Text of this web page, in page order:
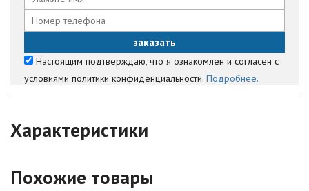
Настоящим подтверждаю, что я ознакомлен и согласен с
условиями политики конфиденциальности. Подробнее.
Характеристики
Похожие товары